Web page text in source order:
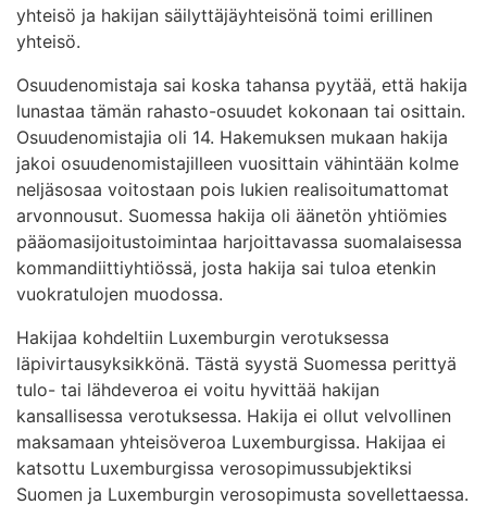
yhteisö ja hakijan säilyttäjäyhteisönä toimi erillinen
yhteisö.
Osuudenomistaja sai koska tahansa pyytää, että hakija
lunastaa tämän rahasto-osuudet kokonaan tai osittain.
Osuudenomistajia oli 14. Hakemuksen mukaan hakija
jakoi osuudenomistajilleen vuosittain vähintään kolme
neljäsosaa voitostaan pois lukien realisoitumattomat
arvonnousut. Suomessa hakija oli äänetön yhtiömies
pääomasijoitustoimintaa harjoittavassa suomalaisessa
kommandiittiyhtiössä, josta hakija sai tuloa etenkin
vuokratulojen muodossa.
Hakijaa kohdeltiin Luxemburgin verotuksessa
läpivirtausyksikkönä. Tästä syystä Suomessa perittyä
tulo- tai lähdeveroa ei voitu hyvittää hakijan
kansallisessa verotuksessa. Hakija ei ollut velvollinen
maksamaan yhteisöveroa Luxemburgissa. Hakijaa ei
katsottu Luxemburgissa verosopimussubjektiksi
Suomen ja Luxemburgin verosopimusta sovellettaessa.